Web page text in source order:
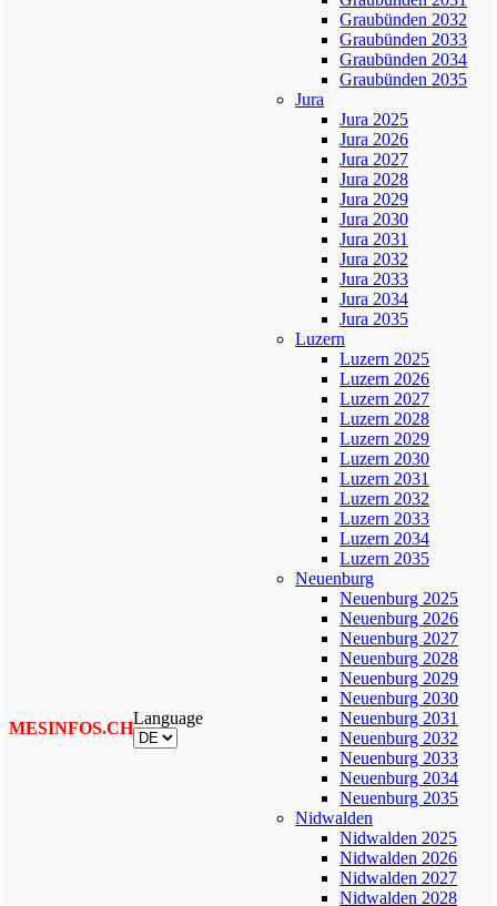
MESINFOS.CH
Language
Graubünden 2032
Graubünden 2033
Graubünden 2034
Graubünden 2035
Jura
Jura 2025
Jura 2026
Jura 2027
Jura 2028
Jura 2029
Jura 2030
Jura 2031
Jura 2032
Jura 2033
Jura 2034
Jura 2035
Luzern
Luzern 2025
Luzern 2026
Luzern 2027
Luzern 2028
Luzern 2029
Luzern 2030
Luzern 2031
Luzern 2032
Luzern 2033
Luzern 2034
Luzern 2035
Neuenburg
Neuenburg 2025
Neuenburg 2026
Neuenburg 2027
Neuenburg 2028
Neuenburg 2029
Neuenburg 2030
Neuenburg 2031
Neuenburg 2032
Neuenburg 2033
Neuenburg 2034
Neuenburg 2035
Nidwalden
Nidwalden 2025
Nidwalden 2026
Nidwalden 2027
Nidwalden 2028